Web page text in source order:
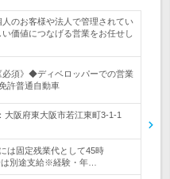
のお客様や法人で管理されてい
価値につなげる営業をお任せし
必須》◆ディベロッパーでの営業
許普通自動車
阪府東大阪市若江東町3-1-1
は固定残業代として45時
別途支給※経験・年…